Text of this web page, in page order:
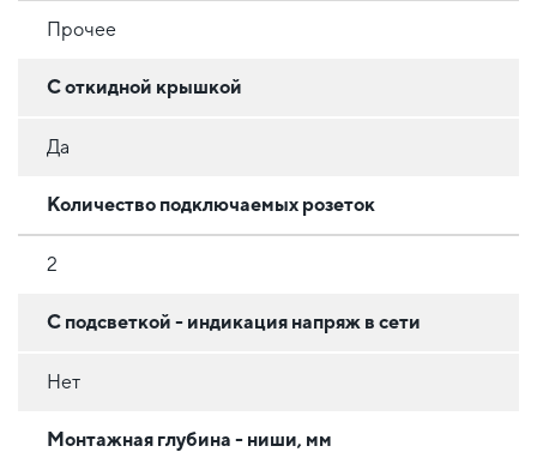
Прочее
С откидной крышкой
Да
Количество подключаемых розеток
2
С подсветкой - индикация напряж в сети
Нет
Монтажная глубина - ниши, мм